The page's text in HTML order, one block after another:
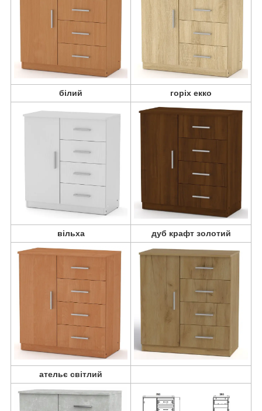
білий горіх екко
вільха дуб крафт золотий
ательє світлий